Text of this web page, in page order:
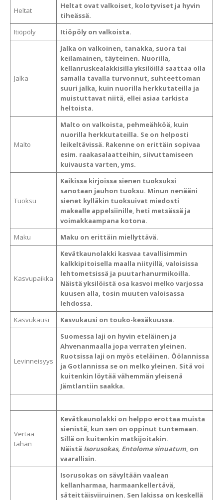
Heltat
Heltat ovat valkoiset, kolotyviset ja hyvin
tiheässä.
Itiöpöly
Itiöpöly on valkoista.
Jalka
Jalka on valkoinen, tanakka, suora tai
keilamainen, täyteinen. Nuorilla,
kellanruskealakkisilla yksilöillä saattaa olla
samalla tavalla turvonnut, suhteettoman
suuri jalka, kuin nuorilla herkkutateilla ja
muistuttavat niitä, ellei asiaa tarkista
heltoista.
Malto
Malto on valkoista, pehmeähköä, kuin
nuorilla herkkutateilla. Se on helposti
leikeltävissä. Rakenne on erittäin sopivaa
esim. raakasalaatteihin, siivuttamiseen
kuivausta varten, yms.
Tuoksu
Kaikissa kirjoissa sienen tuoksuksi
sanotaan jauhon tuoksu. Minun nenääni
sienet kylläkin tuoksuivat miedosti
makealle appelsiinille, heti metsässä ja
voimakkaampana kotona.
Maku
Maku on erittäin miellyttävä.
Kasvupaikka
Kevätkaunolakki kasvaa tavallisimmin
kalkkipitoisella maalla niityillä, valoisissa
lehtometsissä ja puutarhanurmikoilla.
Näistä yksilöistä osa kasvoi melko varjossa
kuusen alla, tosin muuten valoisassa
lehdossa.
Kasvukausi
Kasvukausi on touko-kesäkuussa.
Levinneisyys
Suomessa laji on hyvin eteläinen ja
Ahvenanmaalla jopa verraten yleinen.
Ruotsissa laji on myös eteläinen. Öölannissa
ja Gotlannissa se on melko yleinen. Sitä voi
kuitenkin löytää vähemmän yleisenä
Jämtlantiin saakka.
Vertaa
tähän
Kevätkaunolakki on helppo erottaa muista
sienistä, kun sen on oppinut tuntemaan.
Sillä on kuitenkin matkijoitakin.
Näistä Isorusokas, Entoloma sinuatum, on
vaarallisin.
Isorusokas on sävyltään vaalean
kellanharmaa, harmaankellertävä,
säteittäisviiruinen. Sen lakissa on keskellä